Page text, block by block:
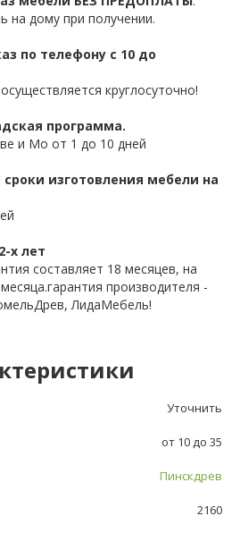
на дому при получении.
по телефону с 10 до
круглосуточно!
программа.
и Мо от 1 до 10 дней
изготовления мебели на
х лет
составляет 18 месяцев, на
производителя -
ЛидаМебель!
Уточнить
от 10 до 35
Пинскдрев
2160